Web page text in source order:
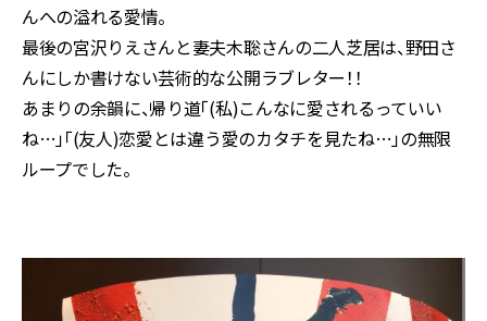
んへの溢れる愛情。
最後の宮沢りえさんと妻夫木聡さんの二人芝居は、野田さ
んにしか書けない芸術的な公開ラブレター！！
あまりの余韻に、帰り道「(私)こんなに愛されるっていい
ね…」「(友人)恋愛とは違う愛のカタチを見たね…」の無限
ループでした。